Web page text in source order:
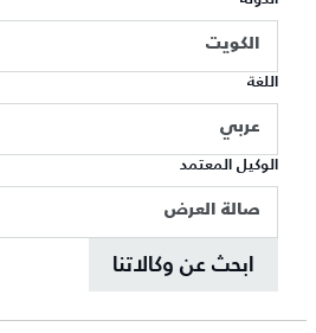
الكويت
اللغة
عربي
الوكيل المعتمد
صالة العرض
ابحث عن وكالاتنا